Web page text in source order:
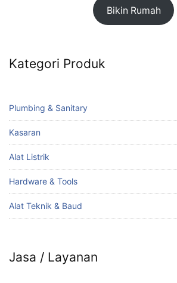
Bikin Rumah
Kategori Produk
Plumbing & Sanitary
Kasaran
Alat Listrik
Hardware & Tools
Alat Teknik & Baud
Jasa / Layanan